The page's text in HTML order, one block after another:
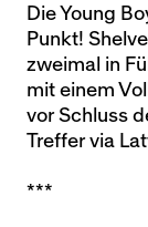
Thörishaus -
Wyler - FU14
* = Testspiel /
Die Young
Punkt!
zweimal in
mit einem
vor Schluss
Treffer via
***